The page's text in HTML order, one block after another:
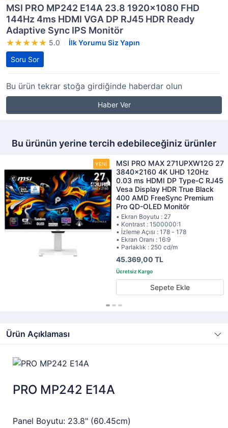
MSI PRO MP242 E14A 23.8 1920x1080 FHD
144Hz 4ms HDMI VGA DP RJ45 HDR Ready
Adaptive Sync IPS Monitör
5.0
İlk Yorumu Siz Yapın
Soru Sor
Bu ürün tekrar stoğa girdiğinde haberdar olun
Haber Ver
Bu ürünün yerine tercih edebileceğiniz ürünler
MSI PRO MAX 271UPXW12G 27
3840x2160 4K UHD 120Hz
0.03 ms HDMI DP Type-C RJ45
Vesa Display HDR True Black
400 AMD FreeSync Premium
Pro QD-OLED Monitör
• Ekran Boyutu : 27
• Kontrast : 1500000:1
• İzleme Açısı : 178 - 178
• Ekran Oranı : 16:9
• Parlaklık : 250 cd/m
45.369,00 TL
Sepete Ekle
Ürün Açıklaması
PRO MP242 E14A
Panel Boyutu: 23.8" (60.45cm)